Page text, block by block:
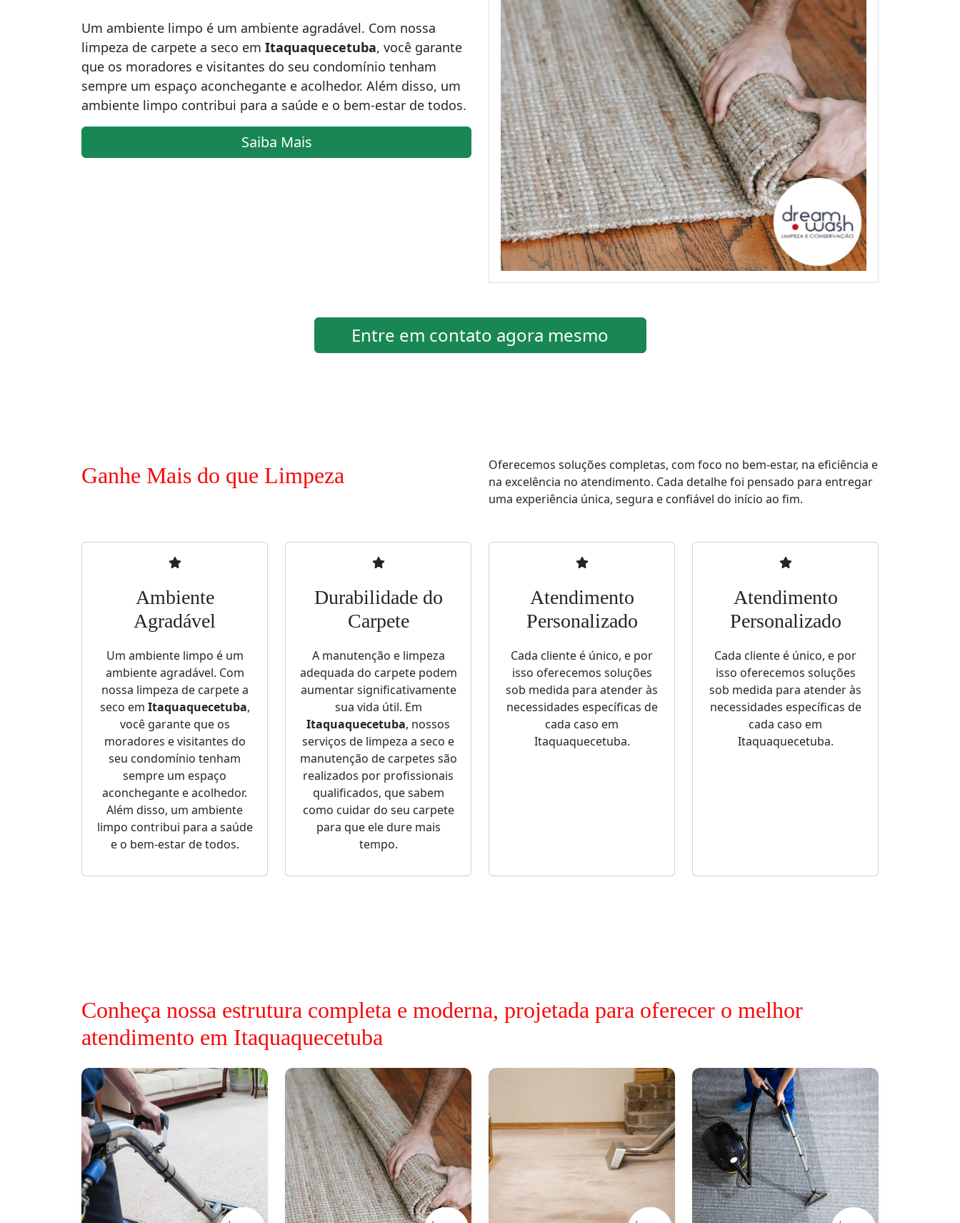
Um ambiente limpo é um ambiente agradável. Com nossa
limpeza de carpete a seco em Itaquaquecetuba, você garante
que os moradores e visitantes do seu condomínio tenham
sempre um espaço aconchegante e acolhedor. Além disso, um
ambiente limpo contribui para a saúde e o bem-estar de todos.
Saiba Mais
Entre em contato agora mesmo
Ganhe Mais do que Limpeza
Oferecemos soluções completas, com foco no bem-estar, na eficiência e
na excelência no atendimento. Cada detalhe foi pensado para entregar
uma experiência única, segura e confiável do início ao fim.
Ambiente
Agradável
Um ambiente limpo é um
ambiente agradável. Com
nossa limpeza de carpete a
seco em Itaquaquecetuba,
você garante que os
moradores e visitantes do
seu condomínio tenham
sempre um espaço
aconchegante e acolhedor.
Além disso, um ambiente
limpo contribui para a saúde
e o bem-estar de todos.
Durabilidade do
Carpete
A manutenção e limpeza
adequada do carpete podem
aumentar significativamente
sua vida útil. Em
Itaquaquecetuba, nossos
serviços de limpeza a seco e
manutenção de carpetes são
realizados por profissionais
qualificados, que sabem
como cuidar do seu carpete
para que ele dure mais
tempo.
Atendimento
Personalizado
Cada cliente é único, e por
isso oferecemos soluções
sob medida para atender às
necessidades específicas de
cada caso em
Itaquaquecetuba.
Atendimento
Personalizado
Cada cliente é único, e por
isso oferecemos soluções
sob medida para atender às
necessidades específicas de
cada caso em
Itaquaquecetuba.
Conheça nossa estrutura completa e moderna, projetada para oferecer o melhor
atendimento em Itaquaquecetuba